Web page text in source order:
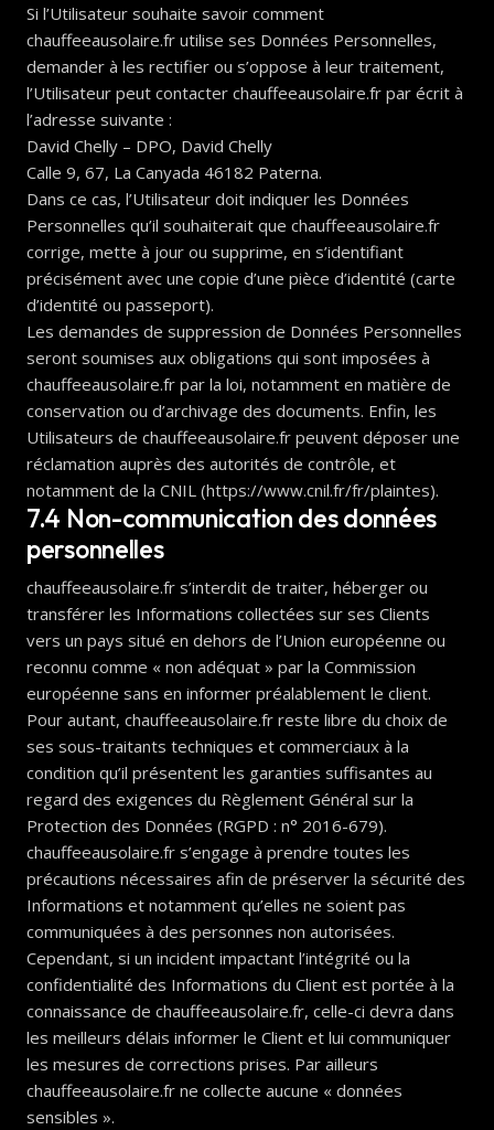
Si l’Utilisateur souhaite savoir comment
chauffeeausolaire.fr utilise ses Données Personnelles,
demander à les rectifier ou s’oppose à leur traitement,
l’Utilisateur peut contacter chauffeeausolaire.fr par écrit à
l’adresse suivante :
David Chelly – DPO, David Chelly
Calle 9, 67, La Canyada 46182 Paterna.
Dans ce cas, l’Utilisateur doit indiquer les Données
Personnelles qu’il souhaiterait que chauffeeausolaire.fr
corrige, mette à jour ou supprime, en s’identifiant
précisément avec une copie d’une pièce d’identité (carte
d’identité ou passeport).
Les demandes de suppression de Données Personnelles
seront soumises aux obligations qui sont imposées à
chauffeeausolaire.fr par la loi, notamment en matière de
conservation ou d’archivage des documents. Enfin, les
Utilisateurs de chauffeeausolaire.fr peuvent déposer une
réclamation auprès des autorités de contrôle, et
notamment de la CNIL (https://www.cnil.fr/fr/plaintes).
7.4 Non-communication des données
personnelles
chauffeeausolaire.fr s’interdit de traiter, héberger ou
transférer les Informations collectées sur ses Clients
vers un pays situé en dehors de l’Union européenne ou
reconnu comme « non adéquat » par la Commission
européenne sans en informer préalablement le client.
Pour autant, chauffeeausolaire.fr reste libre du choix de
ses sous-traitants techniques et commerciaux à la
condition qu’il présentent les garanties suffisantes au
regard des exigences du Règlement Général sur la
Protection des Données (RGPD : n° 2016-679).
chauffeeausolaire.fr s’engage à prendre toutes les
précautions nécessaires afin de préserver la sécurité des
Informations et notamment qu’elles ne soient pas
communiquées à des personnes non autorisées.
Cependant, si un incident impactant l’intégrité ou la
confidentialité des Informations du Client est portée à la
connaissance de chauffeeausolaire.fr, celle-ci devra dans
les meilleurs délais informer le Client et lui communiquer
les mesures de corrections prises. Par ailleurs
chauffeeausolaire.fr ne collecte aucune « données
sensibles ».